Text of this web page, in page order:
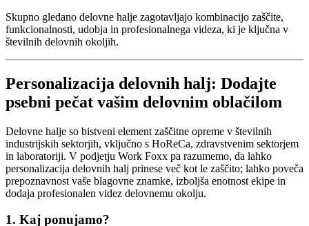
Skupno gledano delovne halje zagotavljajo kombinacijo zaščite,
funkcionalnosti, udobja in profesionalnega videza, ki je ključna v
številnih delovnih okoljih.
Personalizacija delovnih halj: Dodajte
psebni pečat vašim delovnim oblačilom
Delovne halje so bistveni element zaščitne opreme v številnih
industrijskih sektorjih, vključno s HoReCa, zdravstvenim sektorjem
in laboratoriji. V podjetju Work Foxx pa razumemo, da lahko
personalizacija delovnih halj prinese več kot le zaščito; lahko poveča
prepoznavnost vaše blagovne znamke, izboljša enotnost ekipe in
dodaja profesionalen videz delovnemu okolju.
1. Kaj ponujamo?